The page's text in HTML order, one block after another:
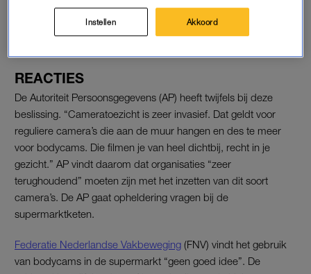
REACTIES
De Autoriteit Persoonsgegevens (AP) heeft twijfels bij deze
beslissing. “Cameratoezicht is zeer invasief. Dat geldt voor
reguliere camera’s die aan de muur hangen en des te meer
voor bodycams. Die filmen je van heel dichtbij, recht in je
gezicht.” AP vindt daarom dat organisaties “zeer
terughoudend” moeten zijn met het inzetten van dit soort
camera’s. De AP gaat opheldering vragen bij de
supermarktketen.
Federatie Nederlandse Vakbeweging (FNV) vindt het gebruik
van bodycams in de supermarkt “geen goed idee”. De
Instellen Akkoord